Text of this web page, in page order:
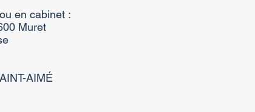
en cabinet :
Muret
AIMÉ